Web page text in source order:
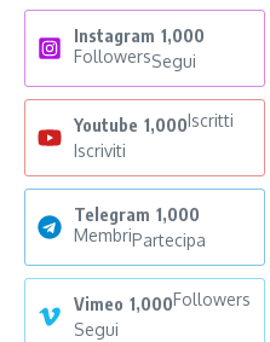
Instagram 1,000
FollowersSegui
Youtube 1,000Iscritti
Iscriviti
Telegram 1,000
MembriPartecipa
Vimeo 1,000Followers
Segui